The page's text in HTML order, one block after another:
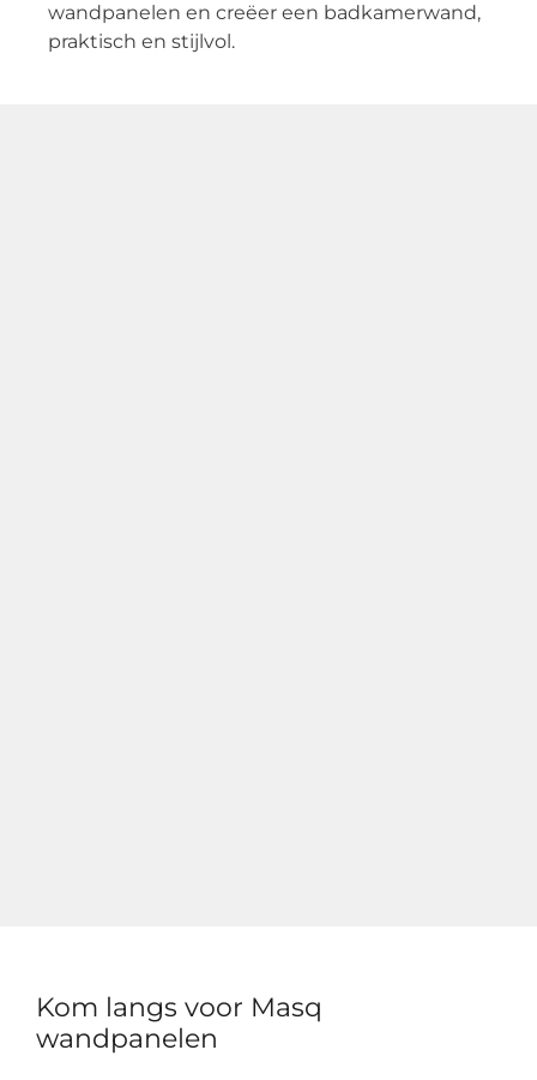
wandpanelen en creëer een badkamerwand,
praktisch en stijlvol.
Kom langs voor Masq
wandpanelen